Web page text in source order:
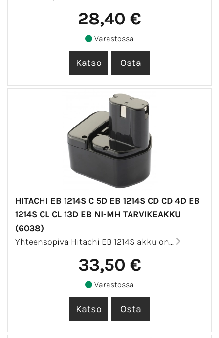
28,40 €
Varastossa
HITACHI EB 1214S C 5D EB 1214S CD CD 4D EB
1214S CL CL 13D EB NI-MH TARVIKEAKKU
(6038)
Yhteensopiva Hitachi EB 1214S akku on...
33,50 €
Varastossa